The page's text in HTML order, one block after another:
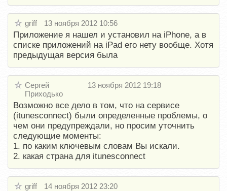
griff 13 ноября 2012 10:56
Приложение я нашел и установил на iPhone, а в
списке приложений на iPad его нету вообще. Хотя
предыдущая версия была
Сергей
Приходько
13 ноября 2012 19:18
Возможно все дело в том, что на сервисе
(itunesconnect) были определенные проблемы, о
чем они предупреждали, но просим уточнить
следующие моменты:
1. по каким ключевым словам Вы искали.
2. какая страна для itunesconnect
griff 14 ноября 2012 23:20